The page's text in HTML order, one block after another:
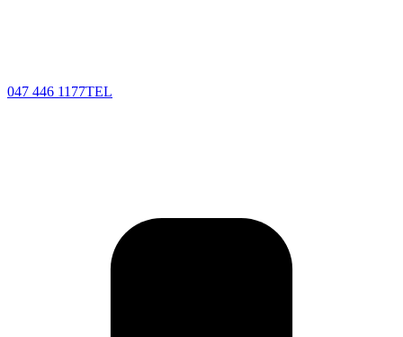
047 446 1177TEL